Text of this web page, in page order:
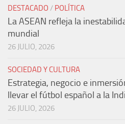
DESTACADO / POLÍTICA
La ASEAN refleja la
mundial
26 JULIO, 2026
SOCIEDAD Y CULTURA
Estrategia, negocio e
llevar el fútbol español a la
26 JULIO, 2026